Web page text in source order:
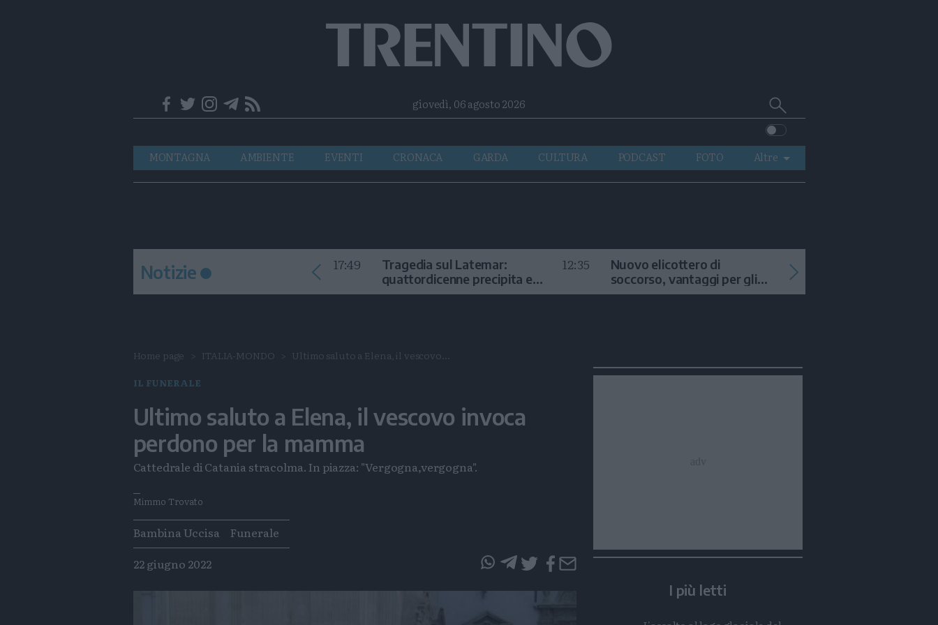
Telegram
RSSgiovedì, 06 agosto 2026 Cerca
su
Trentino
Navigazione
principale
MONTAGNA AMBIENTE EVENTI CRONACA GARDA CULTURA PODCAST FOTO
Altre
VIDEO
Notizie 17:49
Tragedia sul Latemar:
quattordicenne precipita e
muore
12:35
Nuovo elicottero di
soccorso, vantaggi per gli
interventi in alta quota
Home page ITALIA-MONDO Ultimo saluto a Elena, il vescovo...
IL FUNERALE
Ultimo saluto a Elena, il vescovo invoca
perdono per la mamma
Cattedrale di Catania stracolma. In piazza: "Vergogna,vergogna".
Mimmo Trovato
Tags
Bambina Uccisa
Funerale
22 giugno 2022
Condividi
articolo
su
Condividi
TwitterCondividi
Mail
I più letti